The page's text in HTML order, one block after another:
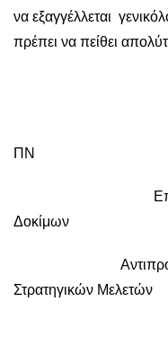
να εξαγγέλλεται
πρέπει να πείθει
14 –
ΠΝ
Επίτιμος
Δοκίμων
Αντιπρόεδρος
Στρατηγικών Μελετών